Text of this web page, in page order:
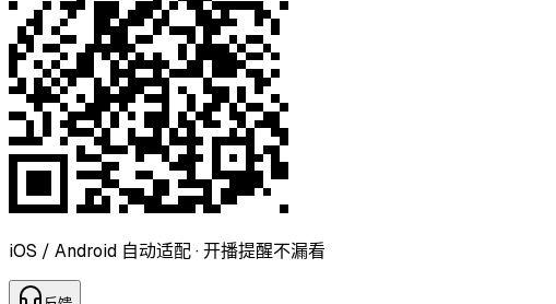
iOS / Android 自动适配 · 开播提醒不漏看